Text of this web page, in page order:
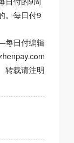
每日付9
每日付编辑
转载请注明